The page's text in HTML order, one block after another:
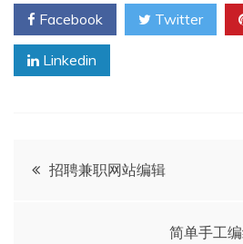
Facebook Twitter
Linkedin
文 招聘兼职网站编辑
简单手工